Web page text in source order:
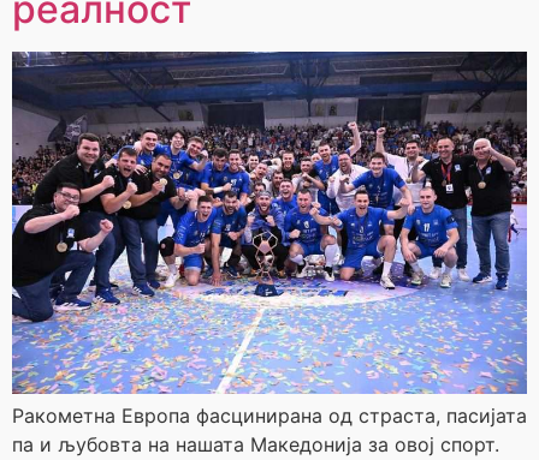
Ракометна Европа фасцинирана од страста, пасијата
па и љубовта на нашата Македонија за овој спорт.